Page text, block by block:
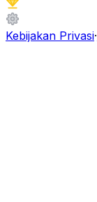
Kebijakan Privasi·